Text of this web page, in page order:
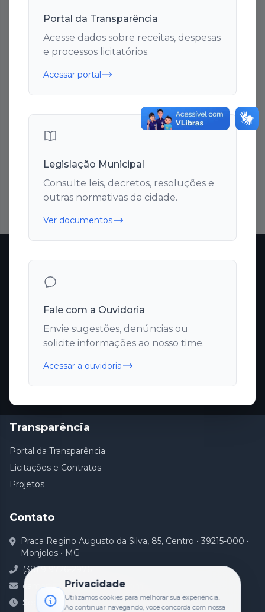
Gerar Relatório
Lista de Anexos
Nenhum anexo encontrado.
Câmara Municipal de Monjolos
Poder Legislativo a serviço do cidadão
Links Rápidos
Transparência
Portal da Transparência
Licitações e Contratos
Projetos
Contato
Praca Regino Augusto da Silva, 85, Centro • 39215-000 •
Monjolos • MG
(38) 9 9726-2976
camaramonjolos@gmail.com
Segunda a Sexta: De 07:00hrs às 17:00hrs
Privacidade
Utilizamos cookies para melhorar sua experiência.
Ao continuar navegando, você concorda com nossa
Portal da Transparência
Acesse dados sobre receitas, despesas
e processos licitatórios.
Acessar portal
Legislação Municipal
Consulte leis, decretos, resoluções e
outras normativas da cidade.
Ver documentos
Fale com a Ouvidoria
Envie sugestões, denúncias ou
solicite informações ao nosso time.
Acessar a ouvidoria